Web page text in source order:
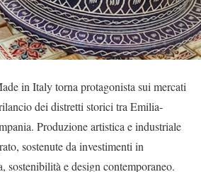
in Italy torna protagonista sui mercati
dei distretti storici tra Emilia-
Produzione artistica e industriale
sostenute da investimenti in
sostenibilità e design contemporaneo.